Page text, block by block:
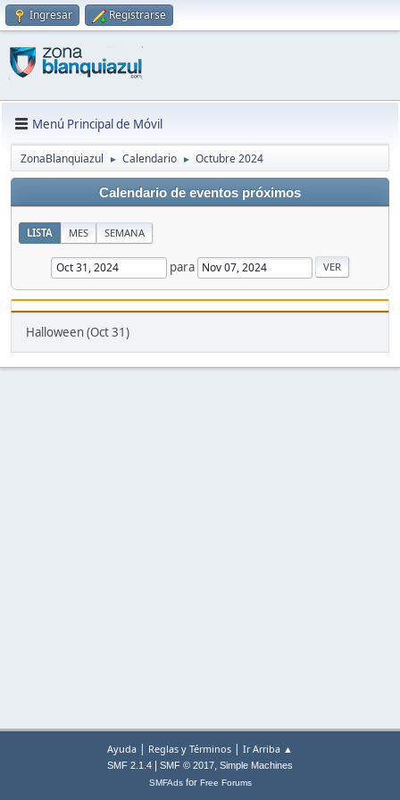
Ingresar Registrarse
Menú Principal de Móvil
ZonaBlanquiazul ► Calendario ► Octubre 2024
Calendario de eventos próximos
LISTA MES SEMANA
para
Halloween (Oct 31)
Ayuda | Reglas y Términos | Ir Arriba ▲
SMF 2.1.4 SMF © 2017, Simple Machines
SMFAdsfor Free Forums